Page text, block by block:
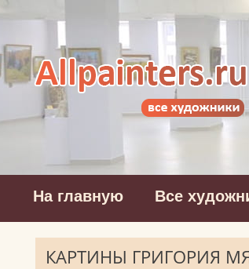
На главную Все
КАРТИНЫ ГРИГОРИЯ